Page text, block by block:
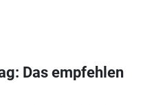
Das empfehlen